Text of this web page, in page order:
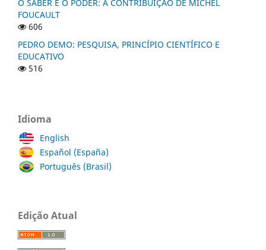
O SABER E O PODER: A CONTRIBUIÇÃO DE MICHEL
FOUCAULT
606
PEDRO DEMO: PESQUISA, PRINCÍPIO CIENTÍFICO E
EDUCATIVO
516
Idioma
English
Español (España)
Português (Brasil)
Edição Atual